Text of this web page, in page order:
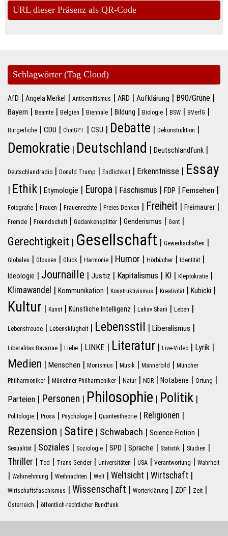
URL dieser Präsenz als QR-Code
Schlagwörter (Tag Cloud)
AfD | Angela Merkel | Antisemitismus | ARD | Aufklärung | B90/Grüne |
Bayern | Beamte | Belgien | Biennale | Bildung | Biologie | BSW | BVerfG |
Bürgerliche | CDU | ChatGPT | CSU | Debatte | Dekonstruktion |
Demokratie | Deutschland | Deutschlandfunk |
Deutschlandradio | Donald Trump | Endlichkeit | Erkenntnisse | Essay
| Ethik | Etymologie | Europa | Faschismus | FDP | Fernsehen |
Fotografie | Frauen | Frauenrechte | Freies Denken | Freiheit | Freimaurer |
Fremde | Freundschaft | Gedankensplitter | Genderismus | Gent |
Gerechtigkeit | Gesellschaft | Gewerkschaften |
Globales | Glossen | Glück | Harmonie | Humor | Hörbücher | Identität |
Ideologie | Journaille | Justiz | Kapitalismus | KI | Kleptokratie |
Klimawandel | Kommunikation | Konstruktivismus | Kreativität | Kubicki |
Kultur | Kunst | Künstliche Intelligenz | Lahav Shani | Leben |
Lebensfreude | Lebensklugheit | Lebensstil | Liberalismus |
Liberalitas Bavariae | Liebe | LINKE | Literatur | Live-Video | Lyrik |
Medien | Menschen | Monismus | Musik | Männerbild | Müncher
Philharmoniker | Münchner Philharmoniker | Natur | NDR | Notabene | Ortung |
Parteien | Personen | Philosophie | Politik |
Politologie | Prosa | Psychologie | Quantentheorie | Religionen |
Rezension | Satire | Schwabach | Science-Fiction |
Sexualität | Soziales | Soziologie | SPD | Sprache | Statistik | Studien |
Thriller | Tod | Trans-Gender | Universitäten | USA | Verantwortung | Wahrheit
| Wahrnehmung | Weihnachten | Welt | Weltsicht | Wirtschaft |
Wirtschaftsfaschismus | Wissenschaft | Worterklärung | ZDF | Zeit |
Österreich | öffentlich-rechtlicher Rundfunk